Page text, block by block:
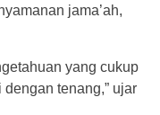
jama’ah,
yang cukup
tenang,” ujar